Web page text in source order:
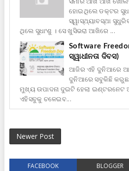
ହୋଇଥିଲେ ଡକ୍ଟର
ସ୍ୱାସ୍ଥ୍ୟାବସ୍ଥା
ଥିଲେ ସୁଧାଂଶୁ । ସେ ଖୁସିଭରା ଆଖିରେ ...
Software
ସ୍ୱାଧୀନତା ଦିବସ)
ଆଜିର ଏହି ଦୁନିଆରେ
ଦୁନିଆରେ ସବୁକିଛି
ମୁଖ୍ୟ ଉପାଦନା ଦୁଇଟି ହେଲା
ଏହିସବୁକୁ ଚଳେଇବ...
Newer Post
FACEBOOK BLOGGER